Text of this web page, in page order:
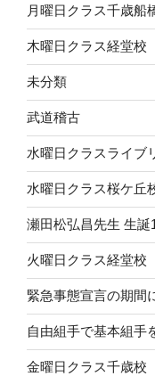
月曜日クラス千歳船
木曜日クラス経堂校
未分類
武道稽古
水曜日クラスライブ
水曜日クラス桜ケ丘
瀬田松弘昌先生 生誕
火曜日クラス経堂校
緊急事態宣言の期間
自由組手で基本組手
金曜日クラス千歳校